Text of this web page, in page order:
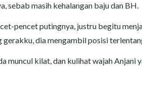
sebab masih kehalangan baju dan BH.
pencet putingnya, justru begitu
dia mengambil posisi
muncul kilat, dan kulihat wajah Anjani